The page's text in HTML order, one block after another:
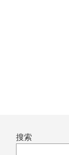
跳
搜索